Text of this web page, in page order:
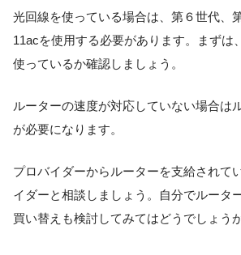
光回線を使っている場合は、第６世代、
11acを使用する必要があります。まずは
使っているか確認しましょう。
ルーターの速度が対応していない場合は
が必要になります。
プロバイダーからルーターを支給されて
イダーと相談しましょう。自分でルータ
買い替えも検討してみてはどうでしょう